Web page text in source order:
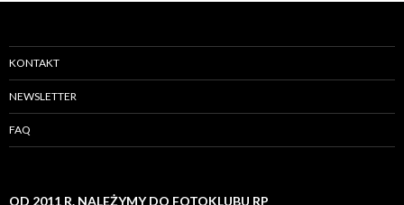
KONTAKT
NEWSLETTER
FAQ
OD 2011 R. NALEŻYMY DO FOTOKLUBU RP